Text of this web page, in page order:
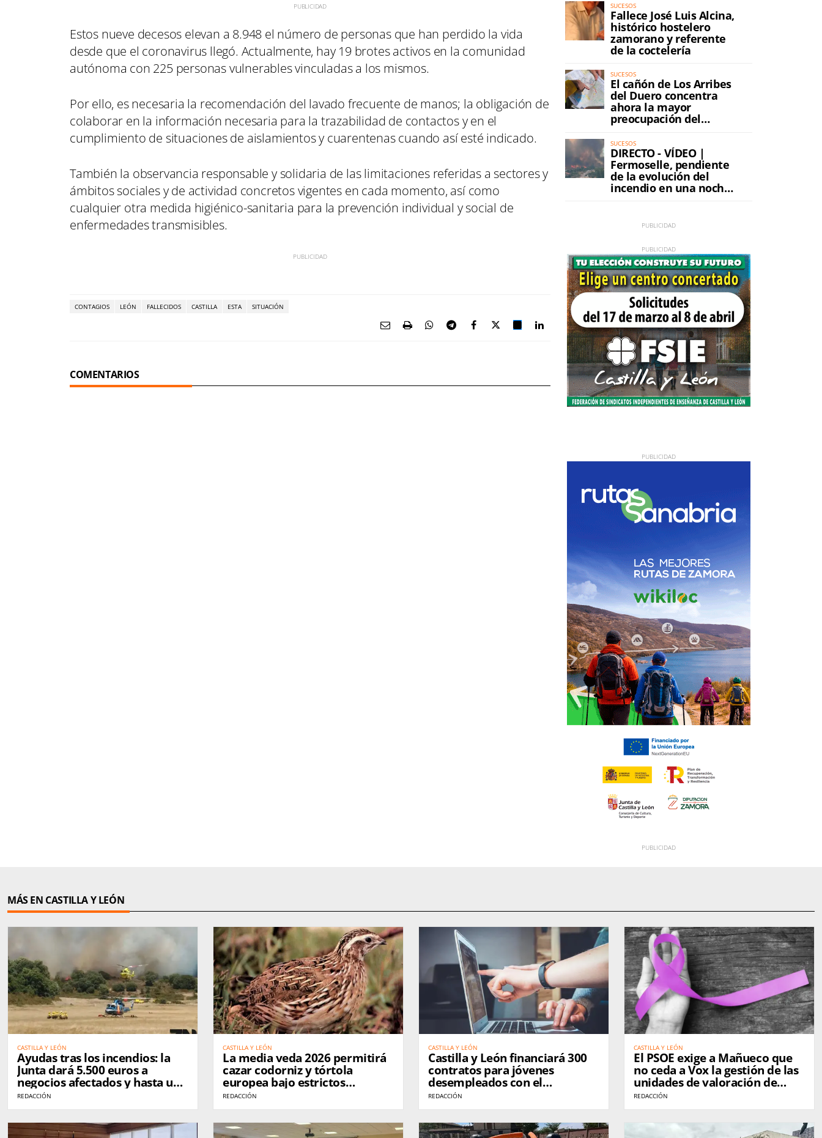
Estos nueve decesos elevan a 8.948 el número de personas que han perdido la vida
desde que el coronavirus llegó. Actualmente, hay 19 brotes activos en la comunidad
autónoma con 225 personas vulnerables vinculadas a los mismos.
Por ello, es necesaria la recomendación del lavado frecuente de manos; la obligación de
colaborar en la información necesaria para la trazabilidad de contactos y en el
cumplimiento de situaciones de aislamientos y cuarentenas cuando así esté indicado.
También la observancia responsable y solidaria de las limitaciones referidas a sectores y
ámbitos sociales y de actividad concretos vigentes en cada momento, así como
cualquier otra medida higiénico-sanitaria para la prevención individual y social de
enfermedades transmisibles.
CONTAGIOS LEÓN FALLECIDOS CASTILLA ESTA SITUACIÓN
COMENTARIOS
SUCESOS
Fallece José Luis Alcina,
histórico hostelero
zamorano y referente
de la coctelería
SUCESOS
El cañón de Los Arribes
del Duero concentra
ahora la mayor
preocupación del
incendio
SUCESOS
DIRECTO - VÍDEO |
Fermoselle, pendiente
de la evolución del
incendio en una noche
MÁS EN CASTILLA Y LEÓN
CASTILLA Y LEÓN
Ayudas tras los incendios: la
Junta dará 5.500 euros a
negocios afectados y hasta un
75% para nuevas empresas
REDACCIÓN
CASTILLA Y LEÓN
La media veda 2026 permitirá
cazar codorniz y tórtola
europea bajo estrictos
controles en Castilla y León
REDACCIÓN
CASTILLA Y LEÓN
Castilla y León financiará 300
contratos para jóvenes
desempleados con el
programa JOVEL 2026
REDACCIÓN
CASTILLA Y LEÓN
El PSOE exige a Mañueco que
no ceda a Vox la gestión de las
unidades de valoración de
violencia de género
REDACCIÓN